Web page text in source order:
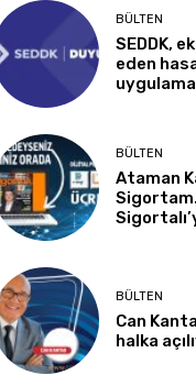
BÜLTEN
SEDDK,
eden
BÜLTEN
Ataman
BÜLTEN
Can
halka